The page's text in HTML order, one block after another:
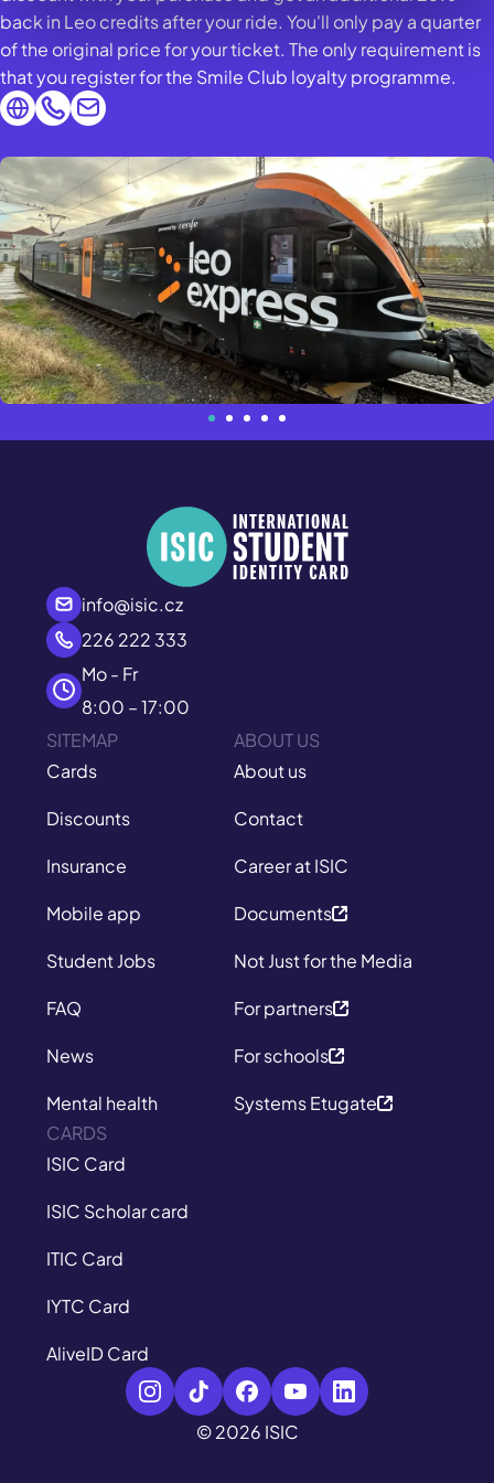
back in Leo credits after your ride. You'll only pay a quarter
of the original price for your ticket. The only requirement is
that you register for the Smile Club loyalty programme.
info@isic.cz
226 222 333
Mo - Fr
8:00 – 17:00
SITEMAP
Cards
Discounts
Insurance
Mobile app
Student Jobs
FAQ
News
Mental health
ABOUT US
About us
Contact
Career at ISIC
Documents
Not Just for the Media
For partners
For schools
Systems Etugate
CARDS
ISIC Card
ISIC Scholar card
ITIC Card
IYTC Card
AliveID Card
© 2026 ISIC